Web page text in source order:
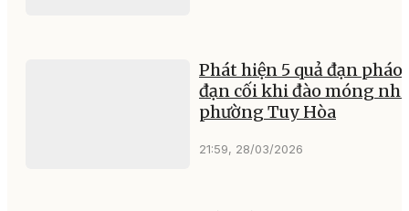
Phát hiện 5 quả đạn pháo,
đạn cối khi đào móng
phường Tuy Hòa
21:59, 28/03/2026